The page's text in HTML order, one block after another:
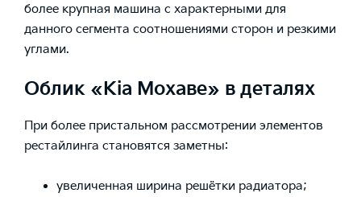
более крупная машина с характерными для
данного сегмента соотношениями сторон и резкими
углами.
Облик «Kia Мохаве» в деталях
При более пристальном рассмотрении элементов
рестайлинга становятся заметны:
увеличенная ширина решётки радиатора;